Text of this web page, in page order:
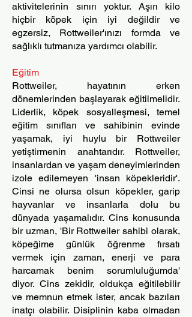
aktivitelerinin sınırı yoktur. Aşırı kilo
hiçbir köpek için iyi değildir ve
egzersiz, Rottweiler'ınızı formda ve
sağlıklı tutmanıza yardımcı olabilir.
Eğitim
Rottweiler, hayatının erken
dönemlerinden başlayarak eğitilmelidir.
Liderlik, köpek sosyalleşmesi, temel
eğitim sınıfları ve sahibinin evinde
yaşamak, iyi huylu bir Rottweiler
yetiştirmenin anahtarıdır. Rottweiler,
insanlardan ve yaşam deneyimlerinden
izole edilemeyen 'insan köpekleridir'.
Cinsi ne olursa olsun köpekler, garip
hayvanlar ve insanlarla dolu bu
dünyada yaşamalıdır. Cins konusunda
bir uzman, 'Bir Rottweiler sahibi olarak,
köpeğime günlük öğrenme fırsatı
vermek için zaman, enerji ve para
harcamak benim sorumluluğumda'
diyor. Cins zekidir, oldukça eğitilebilir
ve memnun etmek ister, ancak bazıları
inatçı olabilir. Disiplinin kaba olmadan